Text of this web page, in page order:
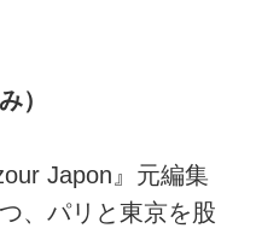
）
Japon』元編集
、パリと東京を股